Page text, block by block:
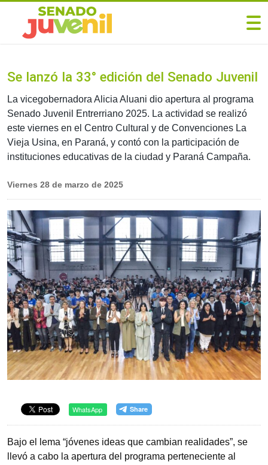
Se lanzó la 33° edición del Senado Juvenil
La vicegobernadora Alicia Aluani dio apertura al programa
Senado Juvenil Entrerriano 2025. La actividad se realizó
este viernes en el Centro Cultural y de Convenciones La
Vieja Usina, en Paraná, y contó con la participación de
instituciones educativas de la ciudad y Paraná Campaña.
Viernes 28 de marzo de 2025
WhatsApp
Bajo el lema “jóvenes ideas que cambian realidades”, se
llevó a cabo la apertura del programa perteneciente al